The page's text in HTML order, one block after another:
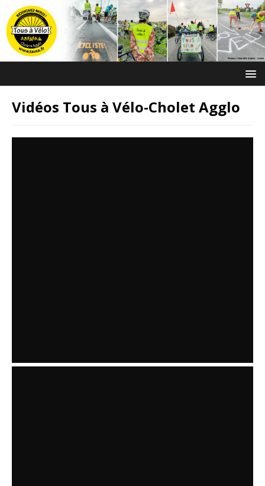
Vidéos Tous à Vélo-Cholet Agglo